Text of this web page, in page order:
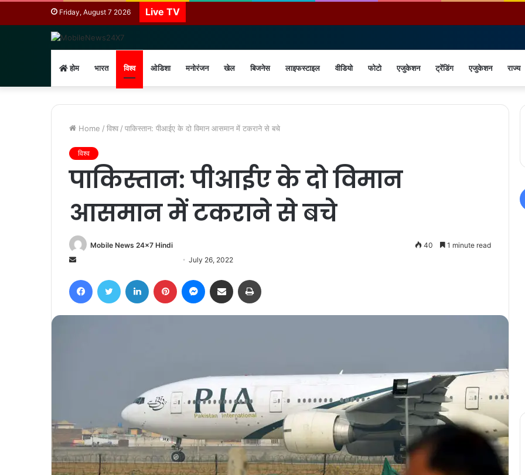
Friday, August 7 2026 Live TV
होम भारत विश्व ओडिशा मनोरंजन खेल बिजनेस लाइफस्टाइल वीडियो फोटो एजुकेशन ट्रेंडिंग एजुकेशन राज्य
Home / विश्व / पाकिस्तान: पीआईए के दो विमान आसमान में टकराने से बचे
विश्व
पाकिस्तान: पीआईए के दो विमान
आसमान में टकराने से बचे
Mobile News 24x7 Hindi
Send
email
July 26, 2022
40 1 minute read
FacebookTwitter LinkedIn Pinterest Messenger
Share via Email